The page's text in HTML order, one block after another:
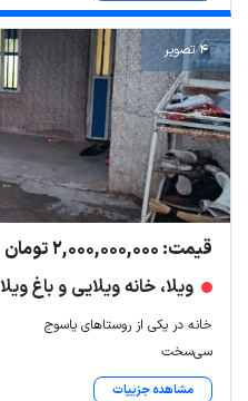
4 تصویر
قیمت: 2,000,000,000 تومان
ویلا، خانه ویلایی و باغ ویلا
خانه در یکی از روستاهای یاسوج
سی‌سخت
مشاهده جزییات